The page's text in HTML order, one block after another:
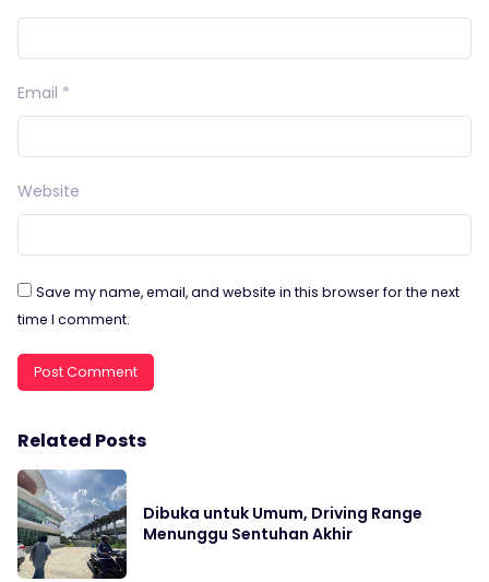
Email *
Website
Save my name, email, and website in this browser for the next
time I comment.
Related Posts
Dibuka untuk Umum, Driving Range
Menunggu Sentuhan Akhir